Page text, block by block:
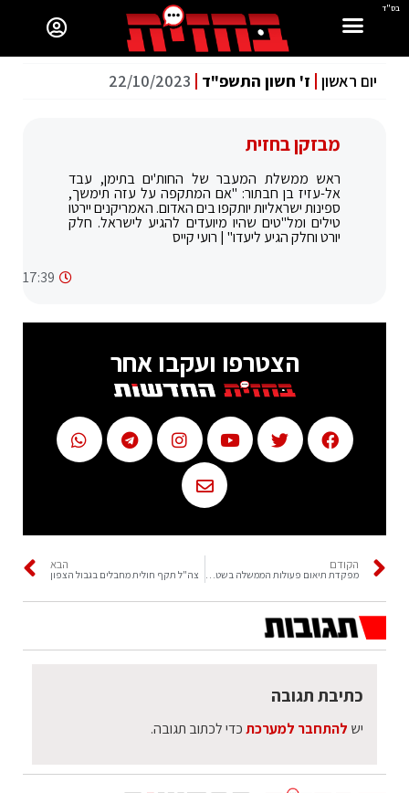
בס"ד
יום ראשון ז' חשון התשפ"ד 22/10/2023
מבזקן בחזית
ראש ממשלת המעבר של החות'ים בתימן, עבד
אל-עזיז בן חבתור: "אם המתקפה על עזה תימשך,
ספינות ישראליות יותקפו בים האדום. האמריקנים יירטו
טילים ומל"טים שהיו מיועדים להגיע לישראל. חלק
יורט וחלק הגיע ליעדו" | רועי קייס
17:39
הצטרפו ועקבו אחר
הקודם הבא
צה"ל תקף חולית מחבלים בגבול הצפון
כתיבת תגובה
יש להתחבר למערכתכדי לכתוב תגובה.